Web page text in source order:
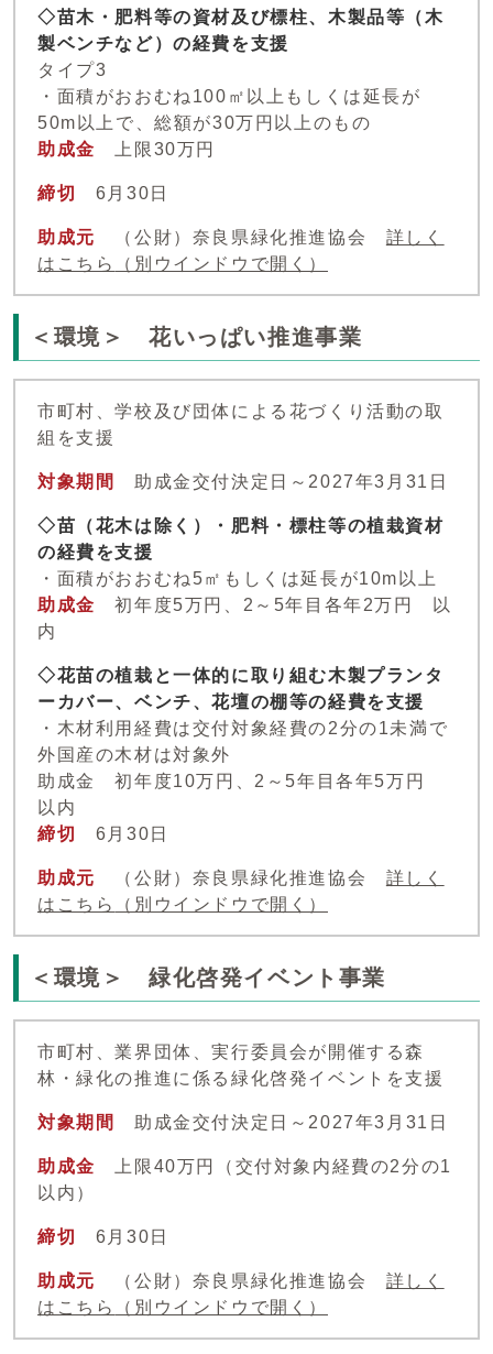
◇苗木・肥料等の資材及び標柱、木製品等（木
製ベンチなど）の経費を支援
タイプ3
・面積がおおむね100㎡以上もしくは延長が
50m以上で、総額が30万円以上のもの
助成金
上限30万円
締切 6月30日
助成元 （公財）奈良県緑化推進協会 詳しく
はこちら
（別ウインドウで開く）
＜環境＞ 花いっぱい推進事業
市町村、学校及び団体による花づくり活動の取
組を支援
対象期間 助成金交付決定日～2027年3月31日
◇苗（花木は除く）・肥料・標柱等の植栽資材
の経費を支援
・面積がおおむね5㎡もしくは延長が10m以上
助成金
初年度5万円、2～5年目各年2万円 以
内
◇花苗の植栽と一体的に取り組む木製プランタ
ーカバー、ベンチ、花壇の棚等の経費を支援
・木材利用経費は交付対象経費の2分の1未満で
外国産の木材は対象外
助成金 初年度10万円、2～5年目各年5万円
以内
締切
6月30日
助成元 （公財）奈良県緑化推進協会 詳しく
はこちら
（別ウインドウで開く）
＜環境＞ 緑化啓発イベント事業
市町村、業界団体、実行委員会が開催する森
林・緑化の推進に係る緑化啓発イベントを支援
対象期間 助成金交付決定日～2027年3月31日
助成金
上限40万円（交付対象内経費の2分の1
以内）
締切 6月30日
助成元 （公財）奈良県緑化推進協会 詳しく
はこちら
（別ウインドウで開く）